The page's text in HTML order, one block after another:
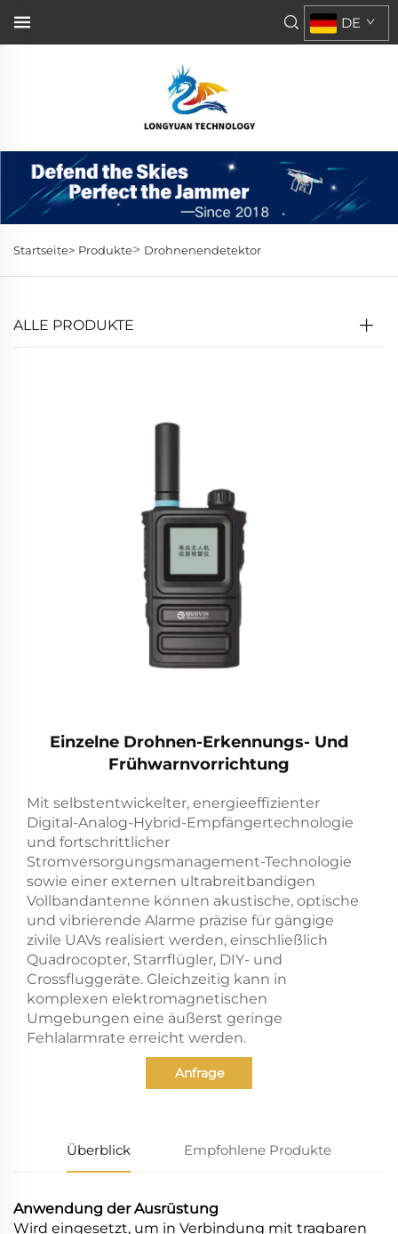
DE
Startseite> Produkte> Drohnenendetektor
ALLE PRODUKTE
Einzelne Drohnen-Erkennungs- Und
Frühwarnvorrichtung
Mit selbstentwickelter, energieeffizienter
Digital-Analog-Hybrid-Empfängertechnologie
und fortschrittlicher
Stromversorgungsmanagement-Technologie
sowie einer externen ultrabreitbandigen
Vollbandantenne können akustische, optische
und vibrierende Alarme präzise für gängige
zivile UAVs realisiert werden, einschließlich
Quadrocopter, Starrflügler, DIY- und
Crossfluggeräte. Gleichzeitig kann in
komplexen elektromagnetischen
Umgebungen eine äußerst geringe
Fehlalarmrate erreicht werden.
Anfrage
Überblick Empfohlene Produkte
Anwendung der Ausrüstung
Wird eingesetzt, um in Verbindung mit tragbaren